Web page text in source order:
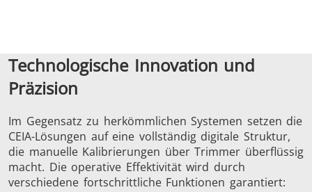
Technologische Innovation und
Präzision
Im Gegensatz zu herkömmlichen Systemen setzen die
CEIA-Lösungen auf eine vollständig digitale Struktur,
die manuelle Kalibrierungen über Trimmer überflüssig
macht. Die operative Effektivität wird durch
verschiedene fortschrittliche Funktionen garantiert: